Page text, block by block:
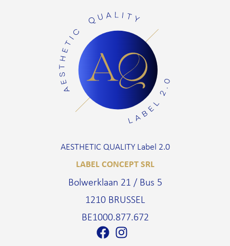
AESTHETIC QUALITY Label 2.0
LABEL CONCEPT SRL
Bolwerklaan 21 / Bus 5
1210 BRUSSEL
BE1000.877.672